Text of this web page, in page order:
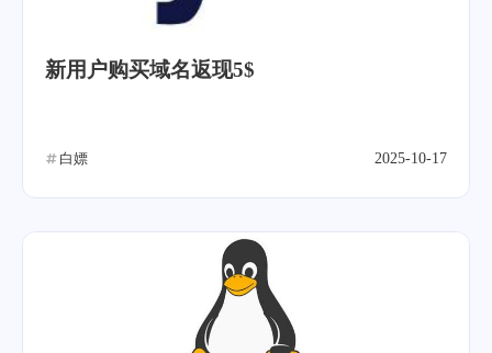
新用户购买域名返现5$
白嫖 2025-10-17